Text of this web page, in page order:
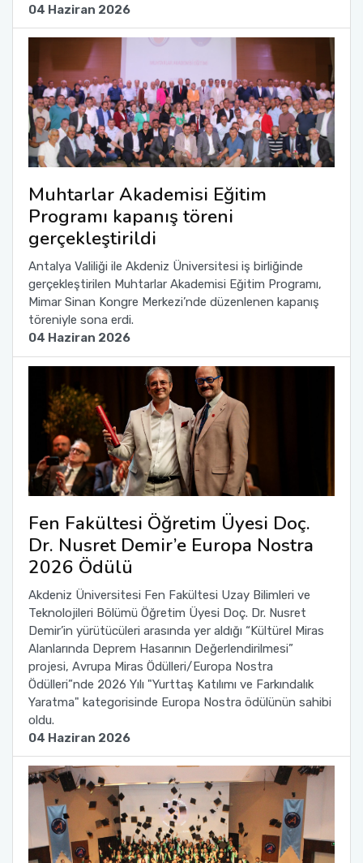
04 Haziran 2026
Muhtarlar Akademisi Eğitim
Programı kapanış töreni
gerçekleştirildi
Antalya Valiliği ile Akdeniz Üniversitesi iş birliğinde
gerçekleştirilen Muhtarlar Akademisi Eğitim Programı,
Mimar Sinan Kongre Merkezi’nde düzenlenen kapanış
töreniyle sona erdi.
04 Haziran 2026
Fen Fakültesi Öğretim Üyesi Doç.
Dr. Nusret Demir’e Europa Nostra
2026 Ödülü
Akdeniz Üniversitesi Fen Fakültesi Uzay Bilimleri ve
Teknolojileri Bölümü Öğretim Üyesi Doç. Dr. Nusret
Demir’in yürütücüleri arasında yer aldığı “Kültürel Miras
Alanlarında Deprem Hasarının Değerlendirilmesi”
projesi, Avrupa Miras Ödülleri/Europa Nostra
Ödülleri”nde 2026 Yılı "Yurttaş Katılımı ve Farkındalık
Yaratma" kategorisinde Europa Nostra ödülünün sahibi
oldu.
04 Haziran 2026